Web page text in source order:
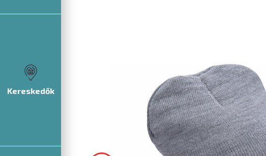
Kereskedők